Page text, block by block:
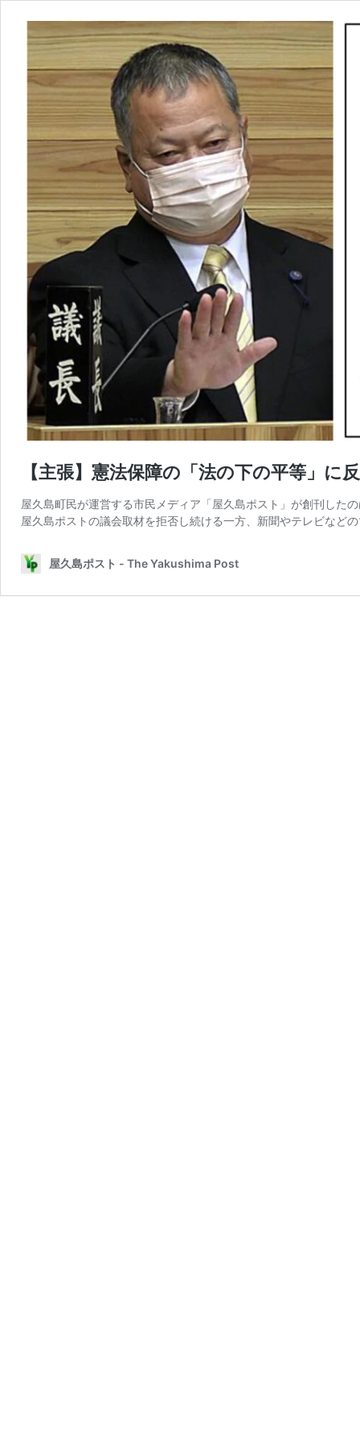
【主張】憲法保障の「法の下の平等」に
屋久島町民が運営する市民メディア「屋久島ポスト」が創刊した
屋久島ポストの議会取材を拒否し続ける一方、新聞やテレビなど
屋久島ポスト - The Yakushima Post